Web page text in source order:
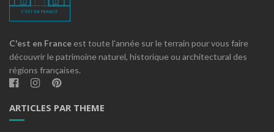
C'est en France est toute l'année sur le terrain pour vous faire
découvrir le patrimoine naturel, historique ou architectural des
régions françaises.
ARTICLES PAR THEME